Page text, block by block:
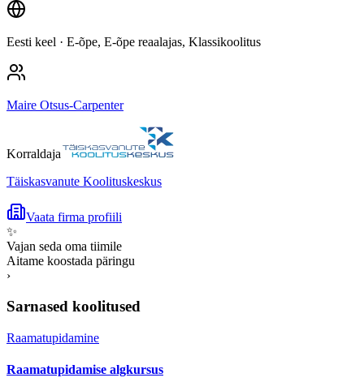
Eesti keel · E-õpe, E-õpe reaalajas, Klassikoolitus
Maire Otsus-Carpenter
Korraldaja
Täiskasvanute Koolituskeskus
Vaata firma profiili
✨
Vajan seda oma tiimile
Aitame koostada päringu
›
Sarnased koolitused
Raamatupidamine
Raamatupidamise algkursus